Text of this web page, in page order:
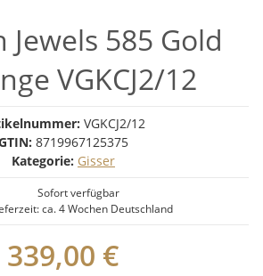
Jewels 585 Gold
VGKCJ2/12
VGKCJ2/12
8719967125375
Kategorie: Gisser
Sofort verfügbar
ca. 4 Wochen Deutschland
339,00 €